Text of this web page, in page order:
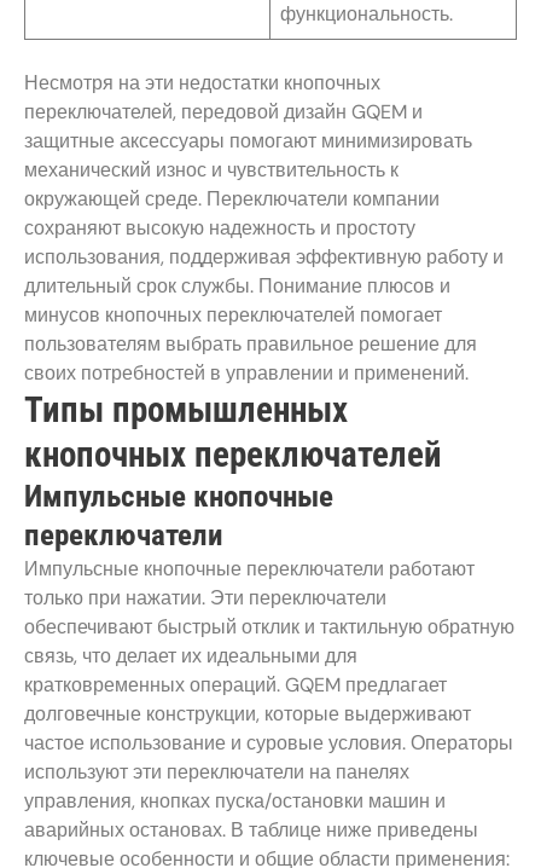
функциональность.
Несмотря на эти недостатки кнопочных
переключателей, передовой дизайн GQEM и
защитные аксессуары помогают минимизировать
механический износ и чувствительность к
окружающей среде. Переключатели компании
сохраняют высокую надежность и простоту
использования, поддерживая эффективную работу и
длительный срок службы. Понимание плюсов и
минусов кнопочных переключателей помогает
пользователям выбрать правильное решение для
своих потребностей в управлении и применений.
Типы промышленных
кнопочных переключателей
Импульсные кнопочные
переключатели
Импульсные кнопочные переключатели работают
только при нажатии. Эти переключатели
обеспечивают быстрый отклик и тактильную обратную
связь, что делает их идеальными для
кратковременных операций. GQEM предлагает
долговечные конструкции, которые выдерживают
частое использование и суровые условия. Операторы
используют эти переключатели на панелях
управления, кнопках пуска/остановки машин и
аварийных остановах. В таблице ниже приведены
ключевые особенности и общие области применения: